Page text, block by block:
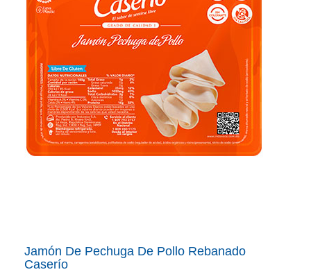
Jamón De Pechuga De Pollo Rebanado
Caserío